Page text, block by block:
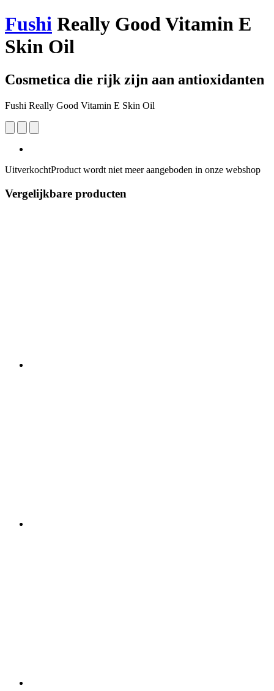
Fushi Really Good Vitamin E
Skin Oil
Cosmetica die rijk zijn aan antioxidanten
Fushi Really Good Vitamin E Skin Oil
UitverkochtProduct wordt niet meer aangeboden in onze webshop
Vergelijkbare producten